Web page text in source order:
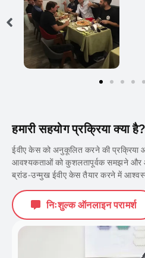
हमारी सहयोग प्रक्रिया क्या है?
ईवीए केस को अनुकूलित करने की
आवश्यकताओं को कुशलतापूर्वक समझने
ब्रांड-उन्मुख ईवीए केस तैयार करने में
निःशुल्क ऑनलाइन परामर्श